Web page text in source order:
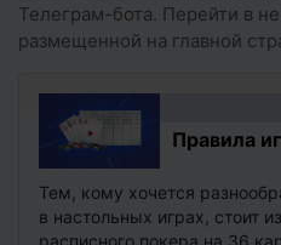
Телеграм-бота. Перейти в
размещенной на главной
Правила
Тем, кому хочется
в настольных играх, стоит
расписного покера на 36